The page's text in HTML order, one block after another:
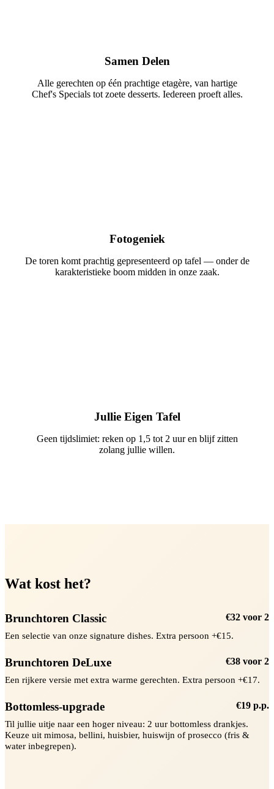
Samen Delen
Alle gerechten op één prachtige etagère, van hartige
Chef's Specials tot zoete desserts. Iedereen proeft alles.
Fotogeniek
De toren komt prachtig gepresenteerd op tafel — onder de
karakteristieke boom midden in onze zaak.
Jullie Eigen Tafel
Geen tijdslimiet: reken op 1,5 tot 2 uur en blijf zitten
zolang jullie willen.
Wat kost het?
Brunchtoren Classic
€32 voor 2
Een selectie van onze signature dishes. Extra persoon +€15.
Brunchtoren DeLuxe
€38 voor 2
Een rijkere versie met extra warme gerechten. Extra persoon +€17.
Bottomless-upgrade
€19 p.p.
Til jullie uitje naar een hoger niveau: 2 uur bottomless drankjes.
Keuze uit mimosa, bellini, huisbier, huiswijn of prosecco (fris &
water inbegrepen).